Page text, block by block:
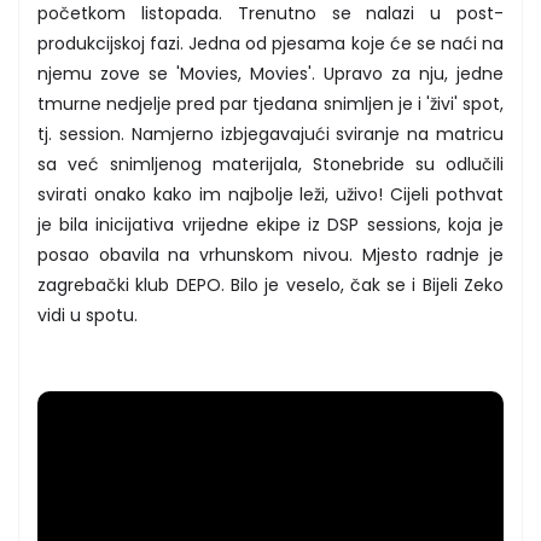
početkom listopada. Trenutno se nalazi u post-
produkcijskoj fazi. Jedna od pjesama koje će se naći na
njemu zove se 'Movies, Movies'. Upravo za nju, jedne
tmurne nedjelje pred par tjedana snimljen je i 'živi' spot,
tj. session. Namjerno izbjegavajući sviranje na matricu
sa već snimljenog materijala, Stonebride su odlučili
svirati onako kako im najbolje leži, uživo! Cijeli pothvat
je bila inicijativa vrijedne ekipe iz DSP sessions, koja je
posao obavila na vrhunskom nivou. Mjesto radnje je
zagrebački klub DEPO. Bilo je veselo, čak se i Bijeli Zeko
vidi u spotu.